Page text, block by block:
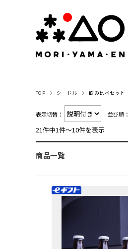
TOP シードル 飲み比べセット
表示切替： 並び順：
21件中1件〜10件を表示
商品一覧